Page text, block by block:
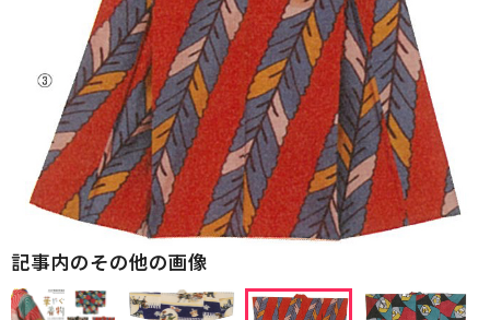
記事内のその他の画像